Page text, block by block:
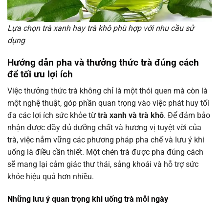
Lựa chọn trà xanh hay trà khô phù hợp với nhu cầu sử
dụng
Hướng dẫn pha và thưởng thức trà đúng cách
để tối ưu lợi ích
Việc thưởng thức trà không chỉ là một thói quen mà còn là
một nghệ thuật, góp phần quan trọng vào việc phát huy tối
đa các lợi ích sức khỏe từ trà xanh và trà khô. Để đảm bảo
nhận được đầy đủ dưỡng chất và hương vị tuyệt vời của
trà, việc nắm vững các phương pháp pha chế và lưu ý khi
uống là điều cần thiết. Một chén trà được pha đúng cách
sẽ mang lại cảm giác thư thái, sảng khoái và hỗ trợ sức
khỏe hiệu quả hơn nhiều.
Những lưu ý quan trọng khi uống trà mỗi ngày